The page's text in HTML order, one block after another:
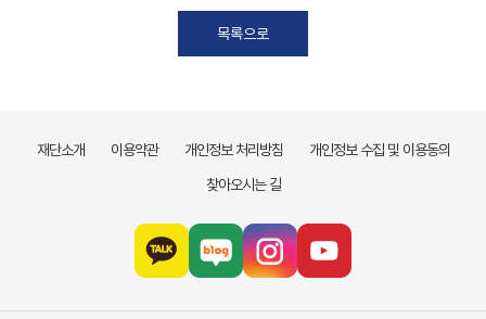
목록으로
재단소개 이용약관 개인정보 처리방침
개인정보 수집 및 이용동의
찾아오시는 길